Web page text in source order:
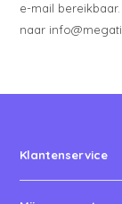
e-mail
naar
Klantenservice